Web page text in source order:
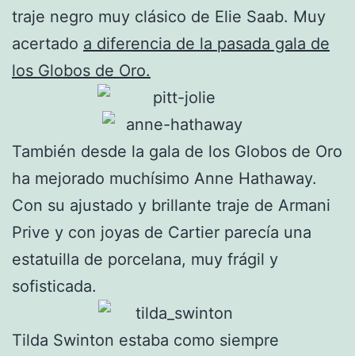
traje negro muy clásico de Elie Saab. Muy
acertado a diferencia de la pasada gala de
los Globos de Oro.
También desde la gala de los Globos de Oro
ha mejorado muchísimo Anne Hathaway.
Con su ajustado y brillante traje de Armani
Prive y con joyas de Cartier parecía una
estatuilla de porcelana, muy frágil y
sofisticada.
Tilda Swinton estaba como siempre